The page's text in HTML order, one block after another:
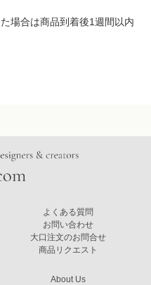
場合は商品到着後1週間以内
よくある質問
お問い合わせ
大口注文のお問合せ
商品リクエスト
About Us